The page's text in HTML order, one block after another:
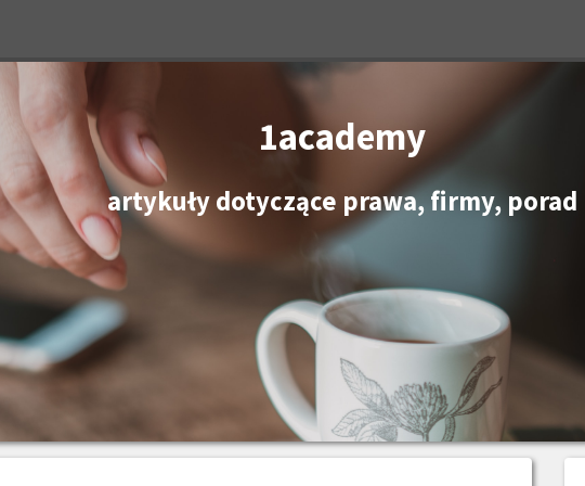
1academy
artykuły dotyczące prawa, firmy, porad